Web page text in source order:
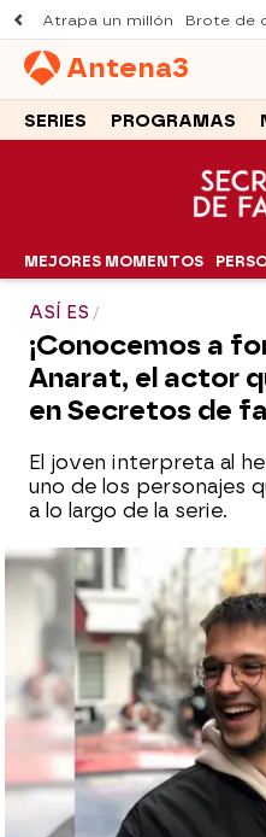
Atrapa un millón Brote de
Antena3
SERIES PROGRAMAS
MEJORES MOMENTOS
ASÍ ES
¡Conocemos a
Anarat, el actor
en Secretos de
El joven interpreta al
uno de los personajes
a lo largo de la serie.